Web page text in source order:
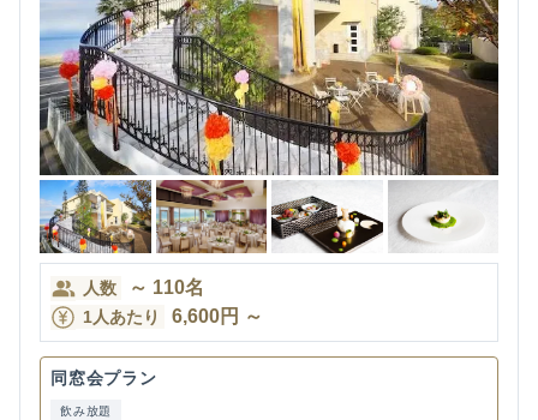
人数 ～ 110名
1人あたり 6,600円 ～
同窓会プラン
飲み放題